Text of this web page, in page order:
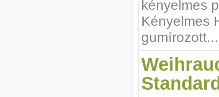
kényelmes
Kényelmes
gumírozott...